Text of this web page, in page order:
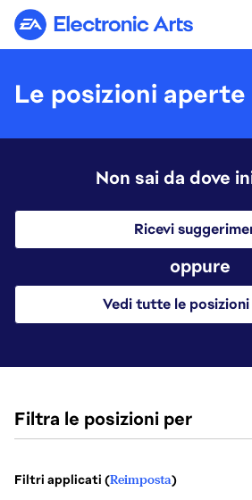
Electronic Arts
Le posizioni aperte
Non sai da dove
Ricevi
oppure
Vedi tutte le
Filtra le posizioni per
1 Risultati
Filtri applicati (Reimposta)